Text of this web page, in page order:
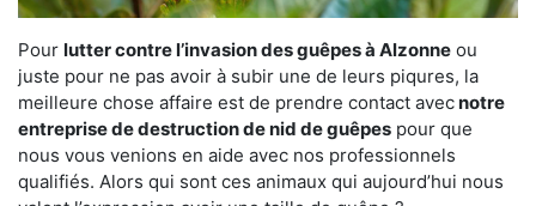
Pour lutter contre l’invasion des guêpes à Alzonne ou
juste pour ne pas avoir à subir une de leurs piqures, la
meilleure chose affaire est de prendre contact avecnotre
entreprise de destruction de nid de guêpes pour que
nous vous venions en aide avec nos professionnels
qualifiés. Alors qui sont ces animaux qui aujourd’hui nous